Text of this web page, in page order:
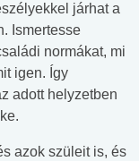
járhat a
Ismertesse
normákat, mi
igen. Így
adott helyzetben
azok szüleit is, és